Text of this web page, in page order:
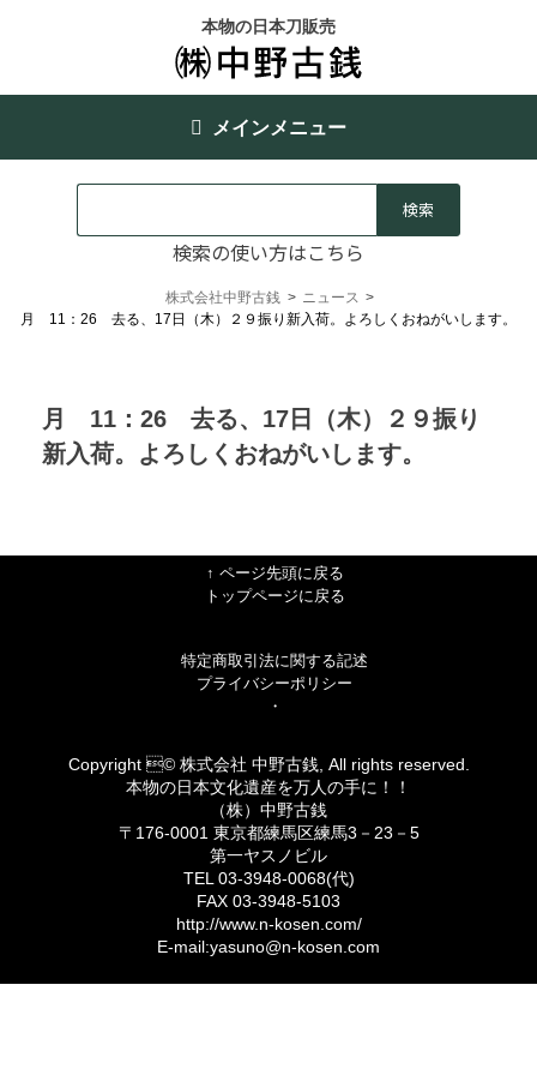
本物の日本刀販売
メインメニュー
検索の使い方はこちら
株式会社中野古銭 > ニュース >
月 11：26 去る、17日（木）２９振り新入荷。よろしくおねがいします。
月 11：26 去る、17日（木）２９振り
新入荷。よろしくおねがいします。
↑ ページ先頭に戻る
トップページに戻る
特定商取引法に関する記述
プライバシーポリシー
・
Copyright © 株式会社 中野古銭, All rights reserved.
本物の日本文化遺産を万人の手に！！
（株）中野古銭
〒176-0001 東京都練馬区練馬3－23－5
第一ヤスノビル
TEL 03-3948-0068(代)
FAX 03-3948-5103
http://www.n-kosen.com/
E-mail:yasuno@n-kosen.com